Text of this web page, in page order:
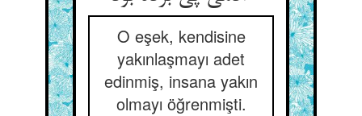
O eşek, kendisine
yakınlaşmayı adet
edinmiş, insana yakın
olmayı öğrenmişti.